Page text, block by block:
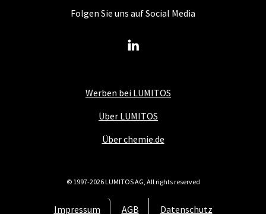
Werben bei LUMITOS
Über LUMITOS
Über chemie.de
Impressum AGB Datenschutz
Folgen Sie uns auf Social Media
© 1997-2026 LUMITOS AG, All rights reserved